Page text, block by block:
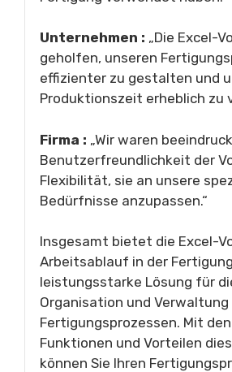
Unternehmen : „Die Excel-
geholfen, unseren
effizienter zu gestalten und
Produktionszeit erheblich zu
Firma : „Wir waren
Benutzerfreundlichkeit der
Flexibilität, sie an unsere
Bedürfnisse anzupassen.“
Insgesamt bietet die Excel-
Arbeitsablauf in der
leistungsstarke Lösung für
Organisation und Verwaltung
Fertigungsprozessen. Mit
Funktionen und Vorteilen
können Sie Ihren